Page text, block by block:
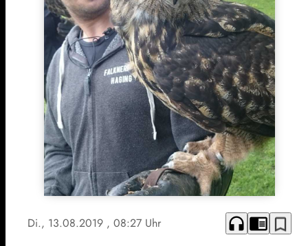
Di., 13.08.2019 , 08:27 Uhr headphones chrome_reader_mode bookmark_border